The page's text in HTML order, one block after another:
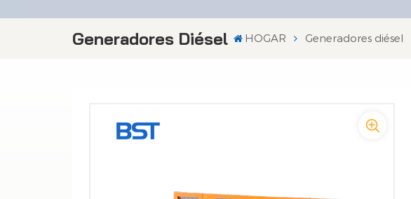
Generadores Diésel HOGAR Generadores diésel